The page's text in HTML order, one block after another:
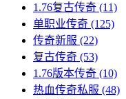
1.76复古传奇 (11)
单职业传奇 (125)
传奇新服 (22)
复古传奇 (53)
1.76版本传奇 (10)
热血传奇私服 (48)